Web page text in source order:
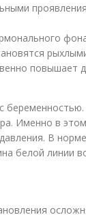
повышает
Именно в
В
белой линии